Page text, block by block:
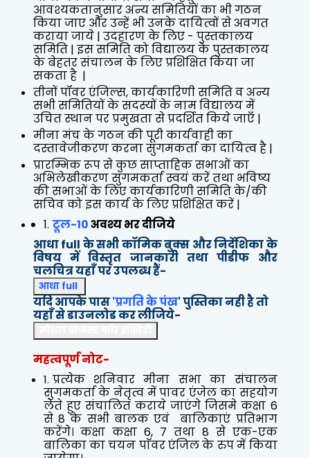
आवश्यकतानुसार अन्य समितियों का भी गठन
किया जाए और उन्हें भी उनके दायित्वों से अवगत
कराया जाये | उदहारण के लिए - पुस्तकालय
समिति | इस समिति को विद्यालय के पुस्तकालय
के बेहतर संचालन के लिए प्रशिक्षित किया जा
सकता है |
तीनों पॉवर एंजिल्स, कार्यकारिणी समिति व अन्य
सभी समितियों के सदस्यों के नाम विद्यालय में
उचित स्थान पर प्रमुखता से प्रदर्शित किये जाएँ |
मीना मंच के गठन की पूरी कार्यवाही का
दस्तावेजीकरण करना सुगमकर्ता का दायित्व है |
प्रारम्भिक रूप से कुछ साप्ताहिक सभाओं का
अभिलेखीकरण सुगमकर्ता स्वयं करें तथा भविष्य
की सभाओं के लिए कार्यकारिणी समिति के/की
सचिव को इस कार्य के लिए प्रशिक्षित करें |
टूल-10अवश्य भर दीजिये
आधा full के सभी कॉमिक बुक्स और निर्देशिका के
विषय में विस्तृत जानकारी तथा पीडीफ और
चलचित्र यहाँ पर उपलब्ध हैं-
आधा full
यदि आपके पास'प्रगति के पंख' पुस्तिका नही है तो
यहाँ से डाउनलोड कर लीजिये-
महत्वपूर्ण नोट-
प्रत्येक शनिवार मीना सभा का संचालन
सुगमकर्ता के नेतृत्व में पावर एंजेल का सहयोग
लेते हुए संचालित कराये जाएंगे जिसमे कक्षा 6
से 8 के सभी बालक एवं बालिकाएं प्रतिभाग
करेंगे। कक्षा कक्षा 6, 7 तथा 8 से एक-एक
बालिका का चयन पाॅवर एंजिल के रुप में किया